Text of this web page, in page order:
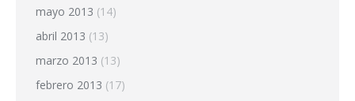
mayo 2013 (14)
abril 2013 (13)
marzo 2013 (13)
febrero 2013 (17)